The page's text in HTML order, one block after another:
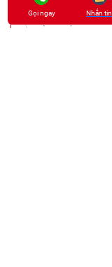
Gọi ngay Nhắn tin